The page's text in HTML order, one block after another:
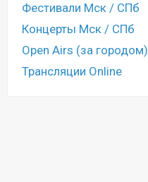
Фестивали Мск / СПб
Концерты Мск / СПб
Open Airs (за городом)
Трансляции Online